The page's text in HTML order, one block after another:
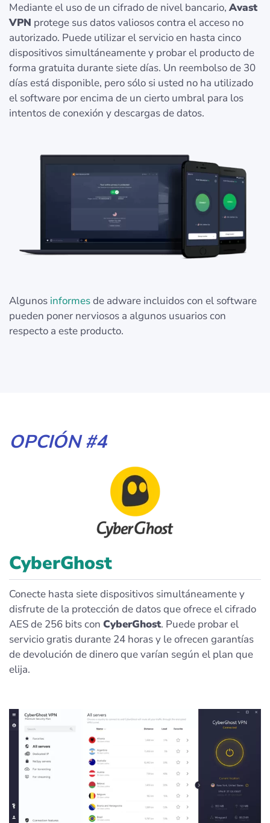
Mediante el uso de un cifrado de nivel bancario,Avast
VPN protege sus datos valiosos contra el acceso no
autorizado. Puede utilizar el servicio en hasta cinco
dispositivos simultáneamente y probar el producto de
forma gratuita durante siete días. Un reembolso de 30
días está disponible, pero sólo si usted no ha utilizado
el software por encima de un cierto umbral para los
intentos de conexión y descargas de datos.
Algunos informesde adware incluidos con el software
pueden poner nerviosos a algunos usuarios con
respecto a este producto.
OPCIÓN #4
CyberGhost
Conecte hasta siete dispositivos simultáneamente y
disfrute de la protección de datos que ofrece el cifrado
AES de 256 bits con CyberGhost. Puede probar el
servicio gratis durante 24 horas y le ofrecen garantías
de devolución de dinero que varían según el plan que
elija.